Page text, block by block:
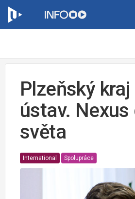
Plzeňský
ústav.
světa
International Spolupráce